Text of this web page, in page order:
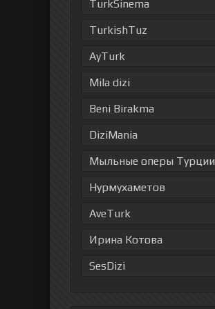
TurkSinema
TurkishTuz
AyTurk
Mila dizi
Beni Birakma
DiziMania
Мыльные оперы Турции
Нурмухаметов
AveTurk
Ирина Котова
SesDizi